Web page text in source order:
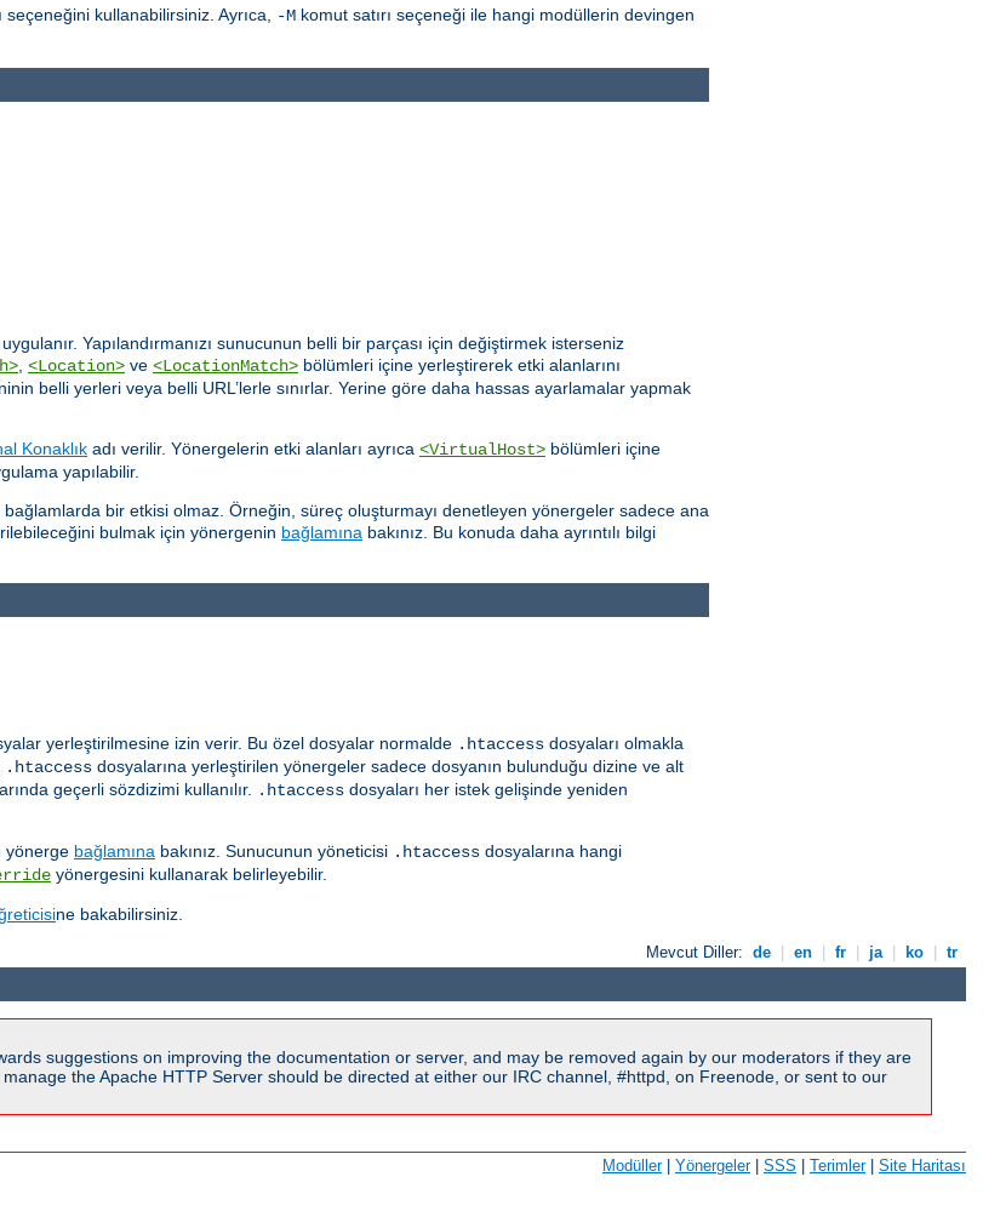
seçeneğini kullanabilirsiniz. Ayrıca, -M komut satırı seçeneği ile hangi modüllerin devingen
Yapılandırmanızı sunucunun belli bir parçası için değiştirmek isterseniz
<Location> ve <LocationMatch> bölümleri içine yerleştirerek etki alanlarını
belli yerleri veya belli URL’lerle sınırlar. Yerine göre daha hassas ayarlamalar yapmak
Konaklık adı verilir. Yönergelerin etki alanları ayrıca <VirtualHost> bölümleri içine
yapılabilir.
bir etkisi olmaz. Örneğin, süreç oluşturmayı denetleyen yönergeler sadece ana
bulmak için yönergenin bağlamına bakınız. Bu konuda daha ayrıntılı bilgi
yerleştirilmesine izin verir. Bu özel dosyalar normalde .htaccess dosyaları olmakla
.htaccess dosyalarına yerleştirilen yönergeler sadece dosyanın bulunduğu dizine ve alt
geçerli sözdizimi kullanılır. .htaccess dosyaları her istek gelişinde yeniden
yönerge bağlamına bakınız. Sunucunun yöneticisi .htaccess dosyalarına hangi
yönergesini kullanarak belirleyebilir.
ne bakabilirsiniz.
Mevcut Diller: de en fr ja ko tr
suggestions on improving the documentation or server, and may be removed again by our moderators if they are
the Apache HTTP Server should be directed at either our IRC channel, #httpd, on Freenode, or sent to our
Modüller| Yönergeler| SSS Terimler| Site Haritası